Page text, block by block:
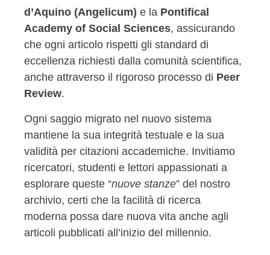
d’Aquino (Angelicum) e la Pontifical
Academy of Social Sciences, assicurando
che ogni articolo rispetti gli standard di
eccellenza richiesti dalla comunità scientifica,
anche attraverso il rigoroso processo di Peer
Review.
Ogni saggio migrato nel nuovo sistema
mantiene la sua integrità testuale e la sua
validità per citazioni accademiche. Invitiamo
ricercatori, studenti e lettori appassionati a
esplorare queste “nuove stanze” del nostro
archivio, certi che la facilità di ricerca
moderna possa dare nuova vita anche agli
articoli pubblicati all’inizio del millennio.